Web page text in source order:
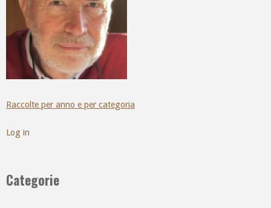
Raccolte per anno e per categoria
Log in
Categorie